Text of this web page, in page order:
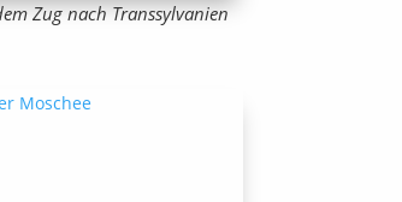
Zug nach Transsylvanien